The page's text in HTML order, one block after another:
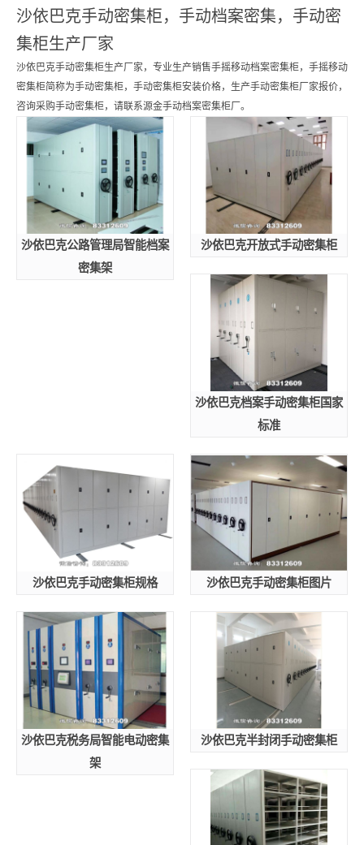
沙依巴克手动密集柜，手动档案密集，手动密
集柜生产厂家
沙依巴克手动密集柜生产厂家，专业生产销售手摇移动档案密集柜，手摇移动
密集柜简称为手动密集柜，手动密集柜安装价格，生产手动密集柜厂家报价，
咨询采购手动密集柜，请联系源金手动档案密集柜厂。
沙依巴克公路管理局智能档案
密集架
沙依巴克开放式手动密集柜
沙依巴克档案手动密集柜国家
标准
沙依巴克手动密集柜规格 沙依巴克手动密集柜图片
沙依巴克税务局智能电动密集
架
沙依巴克半封闭手动密集柜